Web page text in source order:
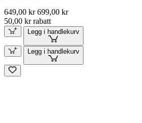
649,00 kr 699,00 kr
50,00 kr rabatt
Legg i handlekurv
Legg i handlekurv